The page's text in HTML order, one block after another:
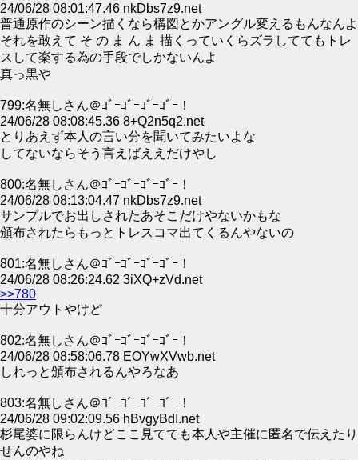
24/06/28 08:01:47.46 nkDbs7z9.net
普通原作のシーン描くなら構図とかアングル変えるもんなんよ
それを敢えて そ の ま ん ま 描くっていくらズラしててもトレ
スして楽する為の手段でしかないんよ
真っ黒や
799:名無しさん＠ｺﾞｰｺﾞｰｺﾞｰｺﾞｰ！
24/06/28 08:08:45.36 8+Q2n5q2.net
とりあえず本人の言い分を聞いてみたいよな
してないならそう言えばええだけやし
800:名無しさん＠ｺﾞｰｺﾞｰｺﾞｰｺﾞｰ！
24/06/28 08:13:04.47 nkDbs7z9.net
サンプルでお出しされたあそこだけやないかもな
頒布されたらもっとトレスコマ出てくるんやないの
801:名無しさん＠ｺﾞｰｺﾞｰｺﾞｰｺﾞｰ！
24/06/28 08:26:24.62 3iXQ+zVd.net
>>780
十分アウトやけど
802:名無しさん＠ｺﾞｰｺﾞｰｺﾞｰｺﾞｰ！
24/06/28 08:58:06.78 EOYwXVwb.net
しれっと頒布されるんやろなあ
803:名無しさん＠ｺﾞｰｺﾞｰｺﾞｰｺﾞｰ！
24/06/28 09:02:09.56 hBvgyBdI.net
杉尾婆に限らんけどここ見てても本人や主催に匿名で伝えたり
せんのやね